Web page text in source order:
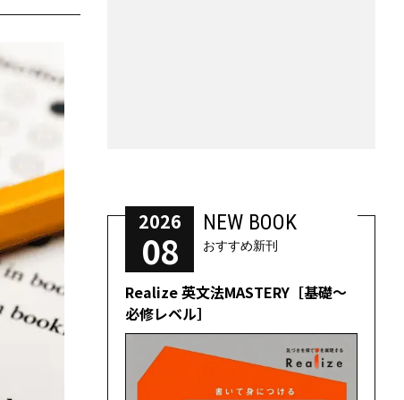
2026
08
NEW BOOK
おすすめ新刊
Realize 英文法MASTERY［基礎～
必修レベル］